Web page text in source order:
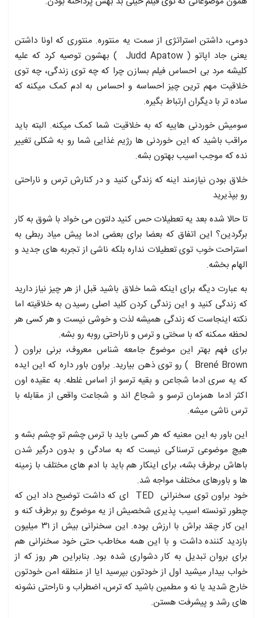
دومی، داشتن استراتژی از سمت یه منتوره. منتوری که اونا داشتن
یعنی جاد اپاتو ( Judd Apatow ) بهشون توصیه کرد که علیه
کلیشه مرد بی احساس فیلم بسازن چرا که چه توی زندگی، چه توی
خلاقیت مهم ترین چیز احساسه و احساس به ادم کمک میکنه که
ساده تر با دیگران ارتباط بگیره.
سومیش خوردنی هاییه که به خلاقیت شما کمک میکنه. البته باید
مراقب باشید که این خوردنی ها رژیم غذایی شما رو به شکلی تغییر
نده که موجب اسیب بهتون بشه.
خلاق بودن نیازمند اینه که زندگی کنید و در کنارش ترس و ناراحتی
رو بپذیرید
تا حالا شده بعد یه تعطیلات حس کنید دلتون می خواد با شوق به کار
برگردین؟ این اتفاق که بعضا برای بعضی ادما پیش میاد ربطی به
استراحت خوب توی تعطیلات نداره بلکه ناشی از تجربه های جدید و
الهام بخشه.
به عبارت دیگه برای اینکه شما خلاق باشید قبل از هر چیز نیاز دارید
که زندگی کنید و این زندگی کردن کلید اصلی رسیدن به خلاقیته اما
نکته اینجاست که زندگی همیشه لذت و خوشی نیست و هر کسی هر
لحظه ممکنه که با سختی و ترس و ناراحتی روبه رو بشه.
برای فهم بهتر این موضوع جامعه شناس معروف، برنی براون (
Brené Brown ) رو توی ذهن بیارید. براون باور داره که این ایده
که یه سری ادما شجاعن و بقیه ترسو از اساس غلطه. به عقیده اون
اکثر ادما همزمان ترسو و شجاع اند و شجاعت واقعی از مقابله با
ترس ناشی میشه.
این باور به این معنیه که هر کسی باید با ترس چشم تو چشم بشه و
هیچ موضوعی ترسناکی نیست که به سادگی و بدون درگیر شدن
باهاش برطرف بشه، برای اینکار هم باید با ادم های مختلف با زمینه
ها و باورهای مختلف مواجه شد.
خود براون توی سخنرانی TED ای که داشت توضیح داد این که
چطور تونسته اسیب پذیری شخصیش از یه موضوع رو برطرف کنه و
این کار چقد براش با ارزش بوده. این سخنرانی بیش از ۳۱ میلیون
بازدید کننده داشت و با این همه مخاطب حتی خود سخنرانی هم
برای بروان تبدیل به کار دشواری شده بود. بنابراین هر روز که از
خواب بیدار میشید اول از خودتون بپرسید ایا از منطقه امن خودتون
خارج شدید یا نه و مطمين باشید که ترس، اضطراب و ناراحتی نشونه
های رشد و پیشرفت هستن.